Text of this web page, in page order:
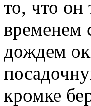
то, что он
временем
дождем
кромке